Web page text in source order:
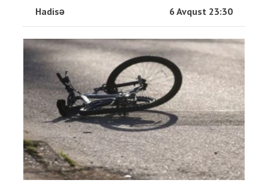
Hadisə 6 Avqust 23:30